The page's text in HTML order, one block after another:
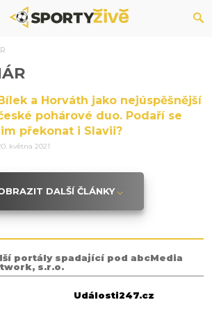
a Horváth jako nejúspěšnější
pohárové duo. Podaří se
překonat i Slavii?
května 2021
DALŠÍ ČLÁNKY
portály spadající pod abcMedia
s.r.o.
Události247.cz